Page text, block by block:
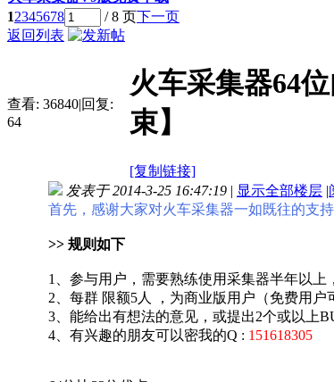
12345678 / 8 页下一页
返回列表
查看: 36840|回复:
64
火车采集器64
束】
[复制链接]
发表于 2014-3-25 16:47:19 | 显示全部楼层 |
首先，感谢大家对火车采集器一如既往的支
>> 规则如下
1、参与用户，需要熟练使用采集器半年以上
2、每群 限额5人 ，为商业版用户（免费用户
3、能给出有想法的意见，或提出2个或以上
4、有兴趣的朋友可以密我的Q : 151618305